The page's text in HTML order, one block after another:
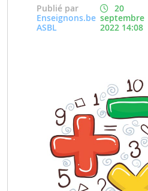
Publié par
Enseignons.be
ASBL
20
septembre
2022 14:08